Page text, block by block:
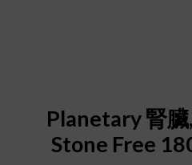
Planetary 腎
Stone Free